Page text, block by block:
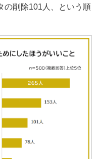
の削除101人、という順